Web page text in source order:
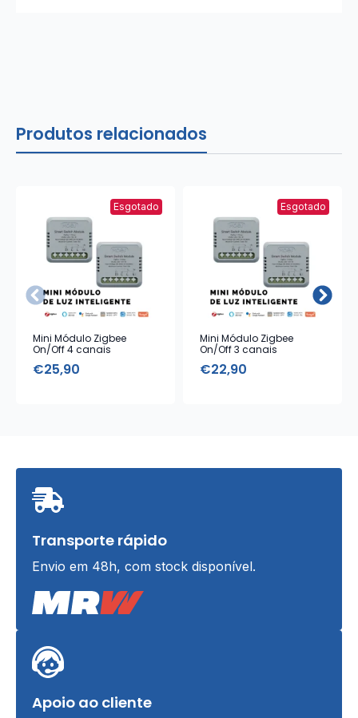
Produtos relacionados
Esgotado
Mini Módulo Zigbee
On/Off 4 canais
€25,90
Esgotado
Mini Módulo Zigbee
On/Off 3 canais
€22,90
Transporte rápido
Envio em 48h, com stock disponível.
Apoio ao cliente